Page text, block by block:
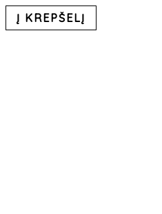
Į KREPŠELĮ